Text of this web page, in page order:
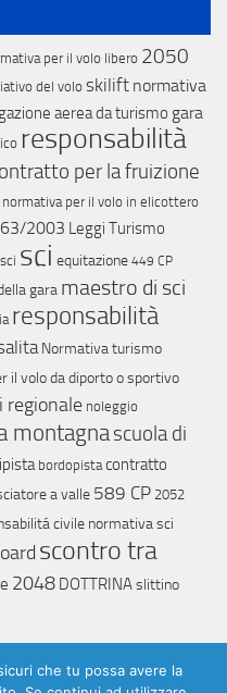
per il volo libero 2050
del volo skilift normativa
aerea da turismo gara
responsabilità
per la fruizione
normativa per il volo in elicottero
2003 Leggi Turismo
sci equitazione 449 CP
gara maestro di sci
responsabilità
Normativa turismo
il volo da diporto o sportivo
regionale noleggio
montagnascuola di
bordopista contratto
a valle 589 CP 2052
civile normativa sci
scontro tra
2048 DOTTRINAslittino
che tu possa avere la